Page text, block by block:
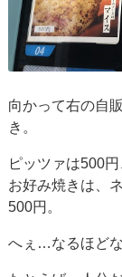
向かって右の自
き。
ピッツァは500
お好み焼きは、
500円。
へぇ…なるほどな